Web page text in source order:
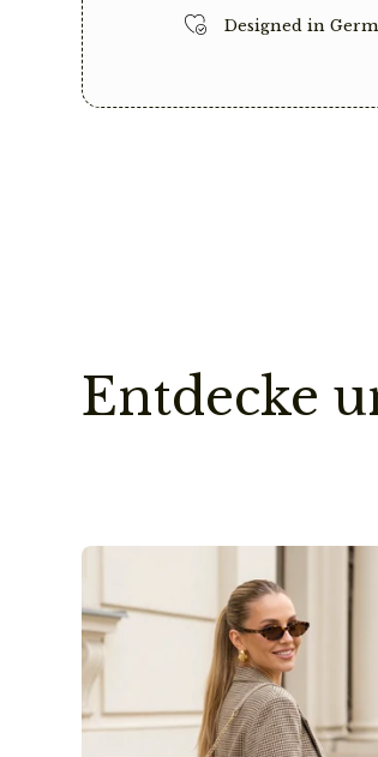
Designed in
Entdecke